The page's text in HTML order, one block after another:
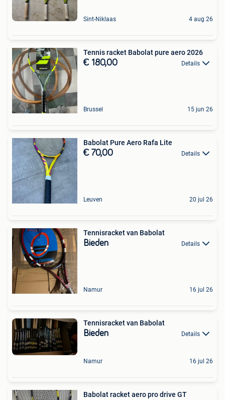
Sint-Niklaas 4 aug 26
Tennis racket Babolat pure aero 2026
€ 180,00 Details
Brussel 15 jun 26
Babolat Pure Aero Rafa Lite
€ 70,00 Details
Leuven 20 jul 26
Tennisracket van Babolat
Bieden Details
Namur 16 jul 26
Tennisracket van Babolat
Bieden Details
Namur 16 jul 26
Babolat racket aero pro drive GT